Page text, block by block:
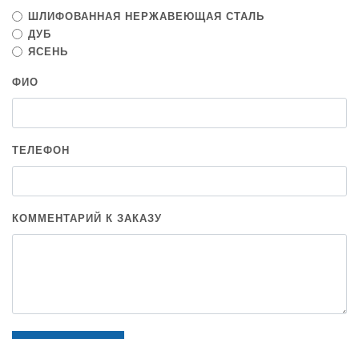
ШЛИФОВАННАЯ НЕРЖАВЕЮЩАЯ СТАЛЬ
ДУБ
ЯСЕНЬ
ФИО
ТЕЛЕФОН
КОММЕНТАРИЙ К ЗАКАЗУ